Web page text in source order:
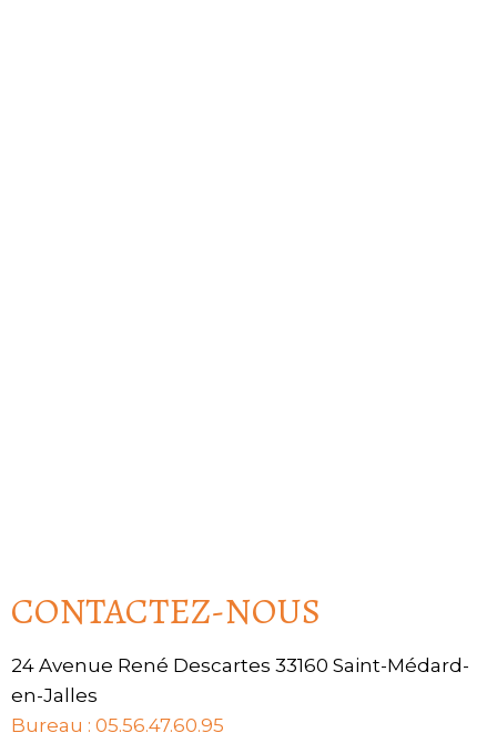
CONTACTEZ-NOUS
24 Avenue René Descartes 33160 Saint-Médard-
en-Jalles
Bureau : 05.56.47.60.95